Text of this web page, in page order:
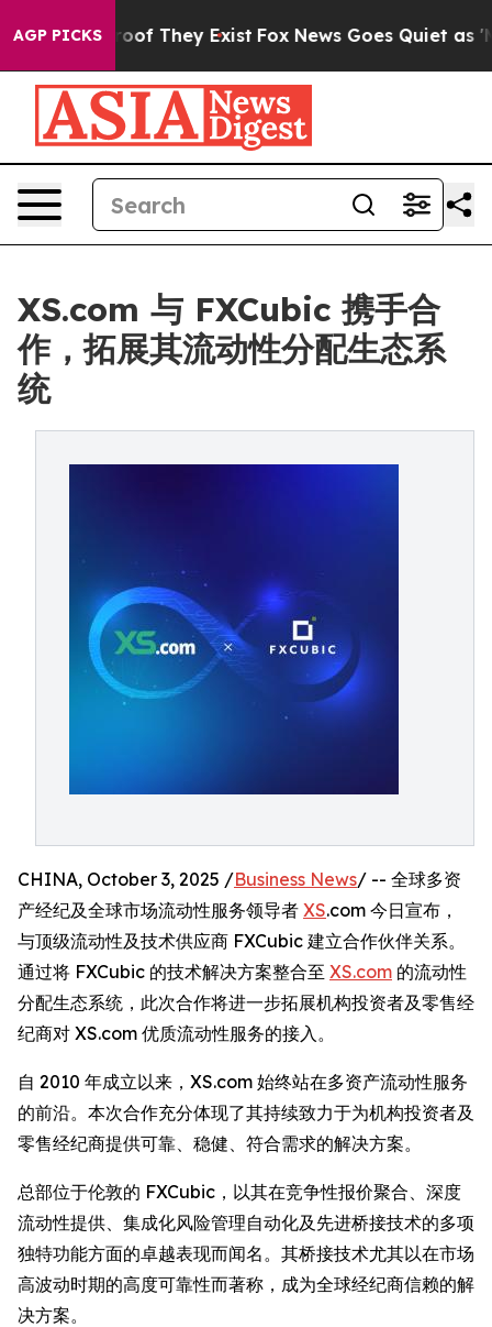
AGP PICKS
no Proof They Exist Fox News Goes Quiet as
XS.com 与 FXCubic 携手合
作，拓展其流动性分配生态系
统
CHINA, October 3, 2025 /Business News/ -- 全球多资
产经纪及全球市场流动性服务领导者 XS.com 今日宣布，
与顶级流动性及技术供应商 FXCubic 建立合作伙伴关系。
通过将 FXCubic 的技术解决方案整合至 XS.com 的流动性
分配生态系统，此次合作将进一步拓展机构投资者及零售经
纪商对 XS.com 优质流动性服务的接入。
自 2010 年成立以来，XS.com 始终站在多资产流动性服务
的前沿。本次合作充分体现了其持续致力于为机构投资者及
零售经纪商提供可靠、稳健、符合需求的解决方案。
总部位于伦敦的 FXCubic，以其在竞争性报价聚合、深度
流动性提供、集成化风险管理自动化及先进桥接技术的多项
独特功能方面的卓越表现而闻名。其桥接技术尤其以在市场
高波动时期的高度可靠性而著称，成为全球经纪商信赖的解
决方案。